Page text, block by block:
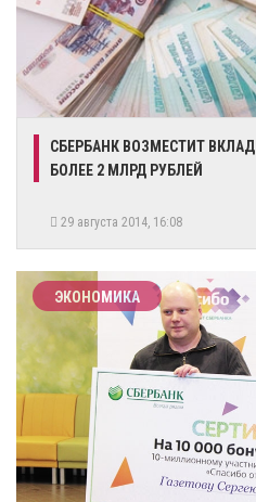
СБЕРБАНК ВОЗМЕСТИТ
БОЛЕЕ 2 МЛРД РУБЛЕЙ
29 августа 2014, 16:08
ЭКОНОМИКА